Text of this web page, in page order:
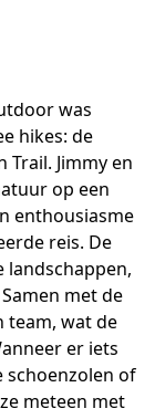
was
hikes: de
Jimmy en
op een
enthousiasme
reis. De
landschappen,
met de
team, wat de
er iets
schoenzolen of
meteen met